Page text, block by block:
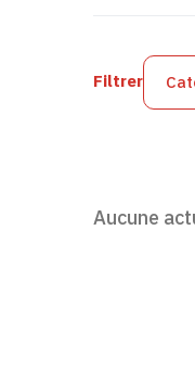
Filtres des
Filtrer
Aucune